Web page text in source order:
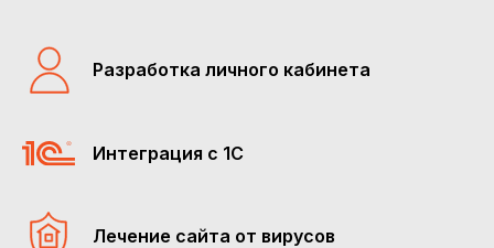
Разработка личного кабинета
Интеграция c 1C
Лечение сайта от вирусов